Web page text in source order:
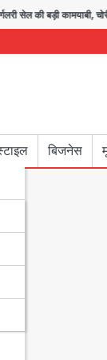
की बड़ी कामयाबी, चोरी
बिजनेस